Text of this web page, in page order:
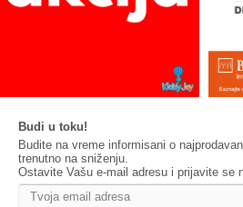
Budi u toku!
Budite na vreme informisani o
trenutno na sniženju.
Ostavite Vašu e-mail adresu i prijavite se